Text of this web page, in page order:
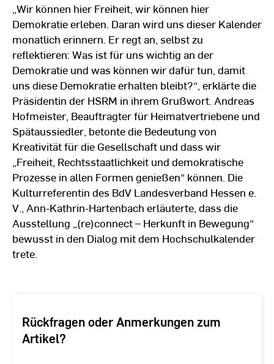
„Wir können hier Freiheit, wir können hier
Demokratie erleben. Daran wird uns dieser Kalender
monatlich erinnern. Er regt an, selbst zu
reflektieren: Was ist für uns wichtig an der
Demokratie und was können wir dafür tun, damit
uns diese Demokratie erhalten bleibt?“, erklärte die
Präsidentin der HSRM in ihrem Grußwort. Andreas
Hofmeister, Beauftragter für Heimatvertriebene und
Spätaussiedler, betonte die Bedeutung von
Kreativität für die Gesellschaft und dass wir
„Freiheit, Rechtsstaatlichkeit und demokratische
Prozesse in allen Formen genießen“ können. Die
Kulturreferentin des BdV Landesverband Hessen e.
V., Ann-Kathrin-Hartenbach erläuterte, dass die
Ausstellung „(re)connect – Herkunft in Bewegung“
bewusst in den Dialog mit dem Hochschulkalender
trete.
Rückfragen oder Anmerkungen zum
Artikel?